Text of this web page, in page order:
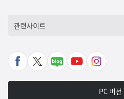
관련사이트
페
X
네
유
인
타
PC 버전